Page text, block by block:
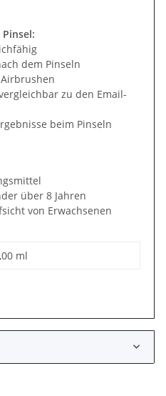
dem Pinseln
zu den Email-
beim Pinseln
über 8 Jahren
von Erwachsenen
ml